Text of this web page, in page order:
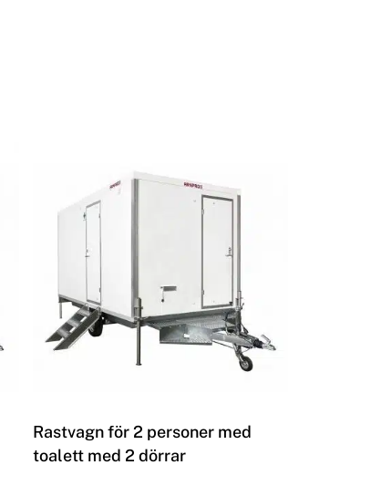
Les mer
Rastvagn för 2 personer med
toalett med 2 dörrar